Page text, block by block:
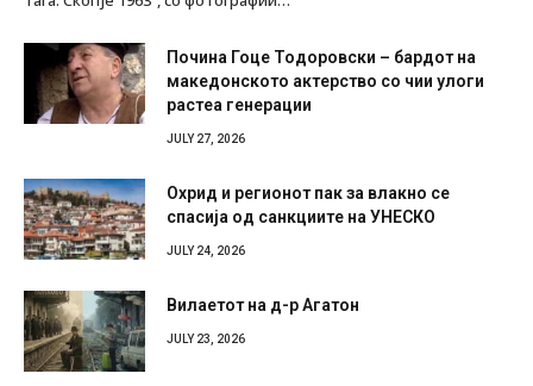
Почина Гоце Тодоровски – бардот на
македонското актерство со чии улоги
растеа генерации
JULY 27, 2026
Охрид и регионот пак за влакно се
спасија од санкциите на УНЕСКО
JULY 24, 2026
Вилаетот на д-р Агатон
JULY 23, 2026